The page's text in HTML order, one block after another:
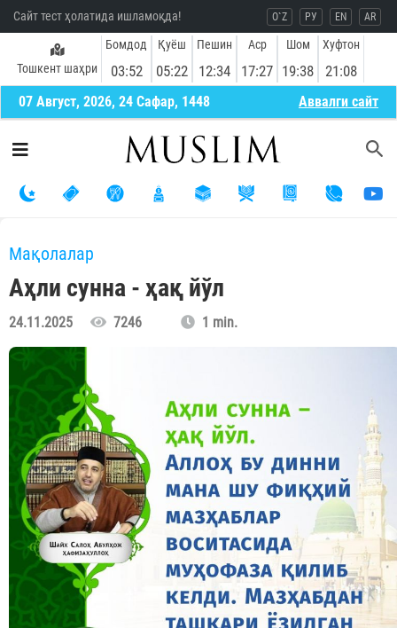
Сайт тест ҳолатида ишламоқда! O`Z РУ EN AR
Тошкент шаҳри
Бомдод
03:52
Қуёш
05:22
Пешин
12:34
Аср
17:27
Шом
19:38
Хуфтон
21:08
07 Август, 2026, 24 Сафар, 1448 Aввалги сайт
Мақолалар
Аҳли сунна - ҳақ йўл
24.11.2025 7246 1 min.